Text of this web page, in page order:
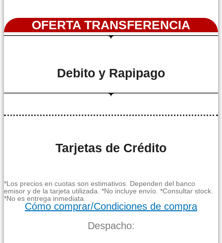
OFERTA TRANSFERENCIA
Debito y Rapipago
Tarjetas de Crédito
*Los precios en cuotas son estimativos. Dependen del banco
emisor y de la tarjeta utilizada. *No incluye envío. *Consultar stock.
*No es entrega inmediata.
Cómo comprar/Condiciones de compra
Despacho: